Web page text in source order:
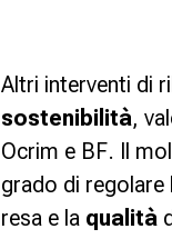
Altri interventi di
sostenibilità,
Ocrim e BF. Il
grado di regolare
resa e la qualità